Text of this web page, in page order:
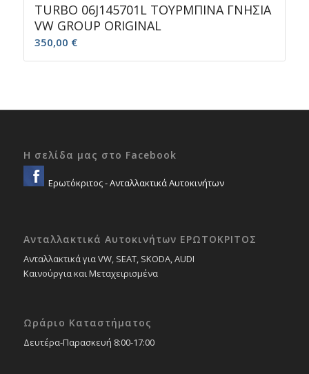
TURBO 06J145701L ΤΟΥΡΜΠΙΝΑ ΓΝΗΣΙΑ
VW GROUP ORIGINAL
350,00 €
Η σελίδα μας στο Facebook
Ερωτόκριτος - Ανταλλακτικά Αυτοκινήτων
Ανταλλακτικά Αυτοκινήτων ΕΡΩΤΟΚΡΙΤΟΣ
Ανταλλακτικά για VW, SEAT, SKODA, AUDI
Καινούργια και Μεταχειρισμένα
Ωράριο Καταστήματος
Δευτέρα-Παρασκευή 8:00-17:00